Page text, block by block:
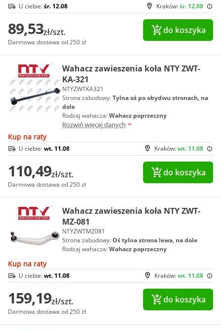
Kraków:śr. 12.08
U ciebie:śr. 12.08
89,53zł/szt.
Darmowa dostawa od 250 zł
do koszyka
Wahacz zawieszenia koła NTY ZWT-
KA-321
NTYZWTKA321
Strona zabudowy:Tylna oś po obydwu stronach, na
dole
Rodzaj wahacza:Wahacz poprzeczny
Rozwiń więcej danych
Kup na raty
Kraków:wt. 11.08
U ciebie:wt. 11.08
110,49zł/szt.
Darmowa dostawa od 250 zł
do koszyka
Wahacz zawieszenia koła NTY ZWT-
MZ-081
NTYZWTMZ081
Strona zabudowy:Oś tylna strona lewa, na dole
Rodzaj wahacza:Wahacz poprzeczny
Kup na raty
Kraków:wt. 11.08
U ciebie:wt. 11.08
159,19zł/szt.
Darmowa dostawa od 250 zł
do koszyka